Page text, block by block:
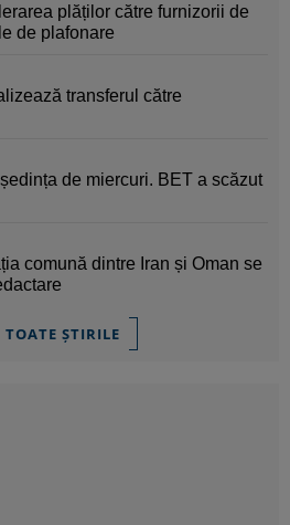
plăților către furnizorii de
de plafonare
transferul către
de miercuri. BET a scăzut
comună dintre Iran și Oman se
TOATE ȘTIRILE